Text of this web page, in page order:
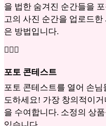
을 법한 숨겨진 순간들을
고의 사진 순간을 업로드
은 방법입니다.
👩‍❤️‍👨
포토 콘테스트
포토 콘테스트를 열어 손
도하세요! 가장 창의적이
을 수여합니다. 소정의 상